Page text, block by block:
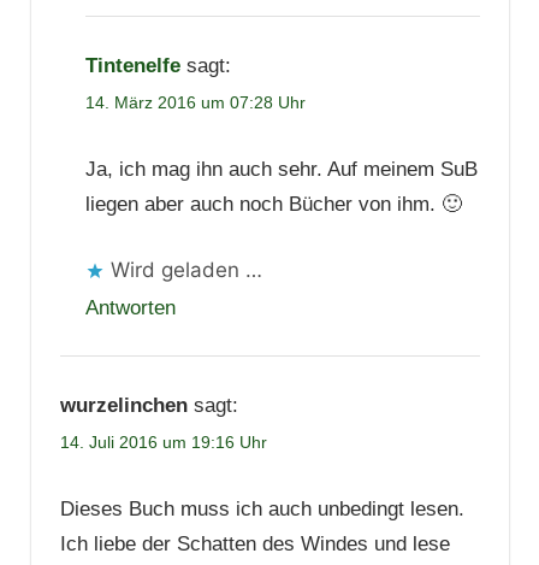
Tintenelfe sagt:
14. März 2016 um 07:28 Uhr
Ja, ich mag ihn auch sehr. Auf meinem SuB
liegen aber auch noch Bücher von ihm. 🙂
Wird geladen …
Antworten
wurzelinchen sagt:
14. Juli 2016 um 19:16 Uhr
Dieses Buch muss ich auch unbedingt lesen.
Ich liebe der Schatten des Windes und lese